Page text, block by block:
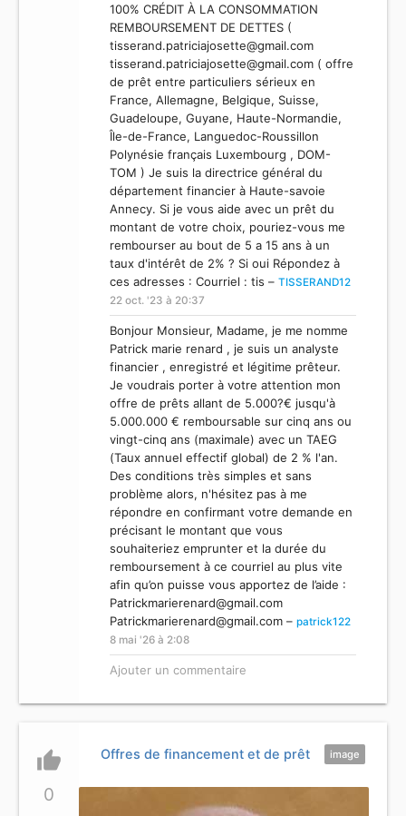
100% CRÉDIT À LA CONSOMMATION
REMBOURSEMENT DE DETTES (
tisserand.patriciajosette@gmail.com
tisserand.patriciajosette@gmail.com ( offre
de prêt entre particuliers sérieux en
France, Allemagne, Belgique, Suisse,
Guadeloupe, Guyane, Haute-Normandie,
Île-de-France, Languedoc-Roussillon
Polynésie français Luxembourg , DOM-
TOM ) Je suis la directrice général du
département financier à Haute-savoie
Annecy. Si je vous aide avec un prêt du
montant de votre choix, pouriez-vous me
rembourser au bout de 5 a 15 ans à un
taux d'intérêt de 2% ? Si oui Répondez à
ces adresses : Courriel : tis –TISSERAND12
22 oct. '23 à 20:37
Bonjour Monsieur, Madame, je me nomme
Patrick marie renard , je suis un analyste
financier , enregistré et légitime prêteur.
Je voudrais porter à votre attention mon
offre de prêts allant de 5.000?€ jusqu'à
5.000.000 € remboursable sur cinq ans ou
vingt-cinq ans (maximale) avec un TAEG
(Taux annuel effectif global) de 2 % l'an.
Des conditions très simples et sans
problème alors, n'hésitez pas à me
répondre en confirmant votre demande en
précisant le montant que vous
souhaiteriez emprunter et la durée du
remboursement à ce courriel au plus vite
afin qu’on puisse vous apportez de l’aide :
Patrickmarierenard@gmail.com
Patrickmarierenard@gmail.com –patrick122
8 mai '26 à 2:08
Ajouter un commentaire
thumb_up
0
image
Offres de financement et de prêt